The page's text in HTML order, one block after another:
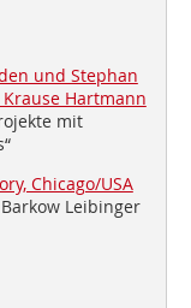
und Stephan
Hartmann
mit
Chicago/USA
Leibinger